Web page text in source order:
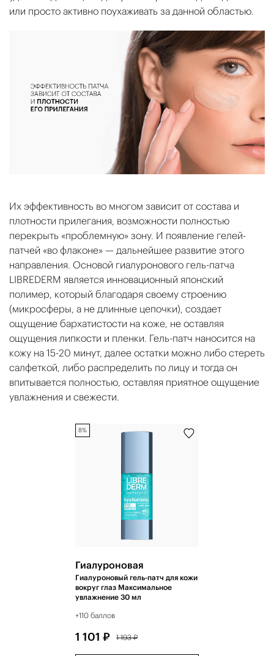
или просто активно поухаживать за данной областью.
Их эффективность во многом зависит от состава и
плотности прилегания, возможности полностью
перекрыть «проблемную» зону. И появление гелей-
патчей «во флаконе» — дальнейшее развитие этого
направления. Основой гиалуронового гель-патча
LIBREDERM является инновационный японский
полимер, который благодаря своему строению
(микросферы, а не длинные цепочки), создает
ощущение бархатистости на коже, не оставляя
ощущения липкости и пленки. Гель-патч наносится на
кожу на 15-20 минут, далее остатки можно либо стереть
салфеткой, либо распределить по лицу и тогда он
впитывается полностью, оставляя приятное ощущение
увлажнения и свежести.
Гиалуроновая
Гиалуроновый гель-патч для кожи
вокруг глаз Максимальное
увлажнение 30 мл
+110 баллов
1 101 ₽ 1 193 ₽
8%